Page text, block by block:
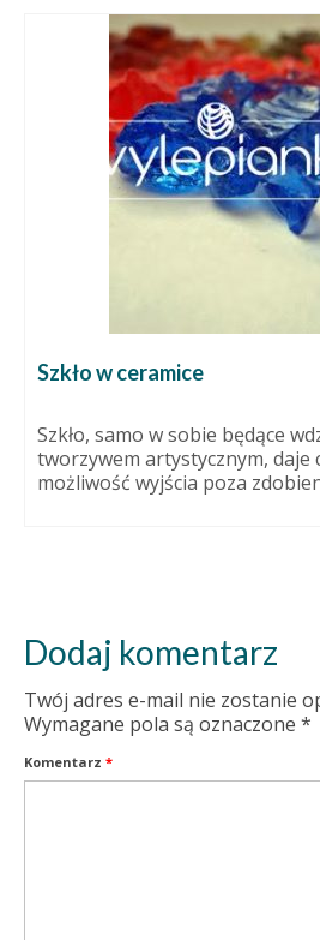
Szkło w ceramice
Szkło, samo w sobie będące
tworzywem artystycznym, daje
możliwość wyjścia poza
Dodaj komentarz
Twój adres e-mail nie zostanie
Wymagane pola są oznaczone *
Komentarz *